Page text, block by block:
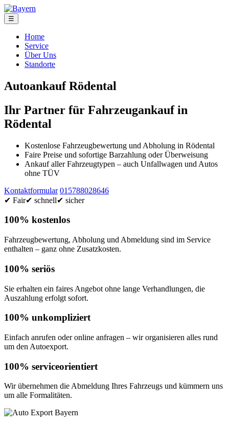
☰
Home
Service
Über Uns
Standorte
Autoankauf Rödental
Ihr Partner für Fahrzeugankauf in
Rödental
Kostenlose Fahrzeugbewertung und Abholung in Rödental
Faire Preise und sofortige Barzahlung oder Überweisung
Ankauf aller Fahrzeugtypen – auch Unfallwagen und Autos
ohne TÜV
Kontaktformular 015788028646
✔ Fair✔ schnell✔ sicher
100% kostenlos
Fahrzeugbewertung, Abholung und Abmeldung sind im Service
enthalten – ganz ohne Zusatzkosten.
100% seriös
Sie erhalten ein faires Angebot ohne lange Verhandlungen, die
Auszahlung erfolgt sofort.
100% unkompliziert
Einfach anrufen oder online anfragen – wir organisieren alles rund
um den Autoexport.
100% serviceorientiert
Wir übernehmen die Abmeldung Ihres Fahrzeugs und kümmern uns
um alle Formalitäten.